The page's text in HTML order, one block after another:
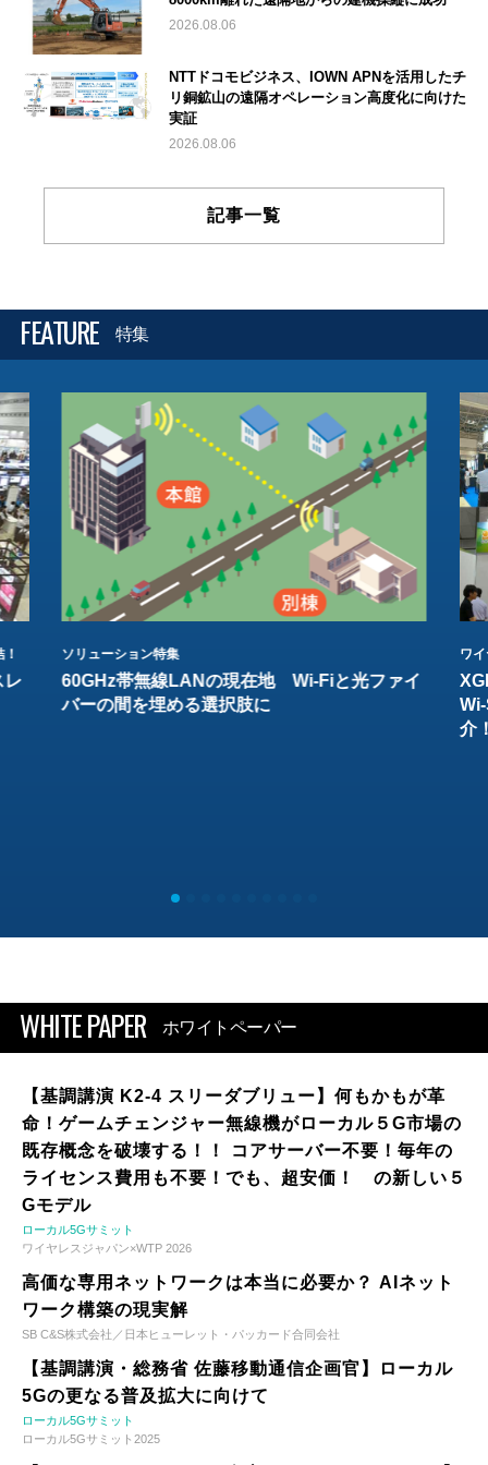
2026.08.06
NTTドコモビジネス、IOWN APNを活用したチ
リ銅鉱山の遠隔オペレーション高度化に向けた
実証
2026.08.06
記事一覧
FEATURE 特集
レ
ソリューション特集
60GHz帯無線LANの現在地 Wi-Fiと光ファイ
バーの間を埋める選択肢に
ワ
介
WHITE PAPER ホワイトペーパー
【基調講演 K2-4 スリーダブリュー】何もかもが革
命！ゲームチェンジャー無線機がローカル５G市場の
既存概念を破壊する！！ コアサーバー不要！毎年の
ライセンス費用も不要！でも、超安価！ の新しい５
Gモデル
ローカル5Gサミット
ワイヤレスジャパン×WTP 2026
高価な専用ネットワークは本当に必要か？ AIネット
ワーク構築の現実解
SB C&S株式会社／日本ヒューレット・パッカード合同会社
【基調講演・総務省 佐藤移動通信企画官】ローカル
5Gの更なる普及拡大に向けて
ローカル5Gサミット
ローカル5Gサミット2025